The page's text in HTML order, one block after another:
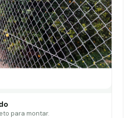
para montar.